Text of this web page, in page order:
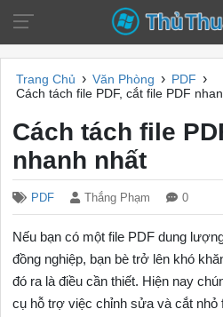
Trang Chủ › Văn Phòng › PDF ›
Cách tách file PDF, cắt file PDF
Cách tách file
nhanh nhất
PDF Thắng Phạm 0
Nếu bạn có một file PDF dung
đồng nghiệp, bạn bè trở lên khó
đó ra là điều cần thiết. Hiện nay
cụ hỗ trợ việc chỉnh sửa và cắt nhỏ